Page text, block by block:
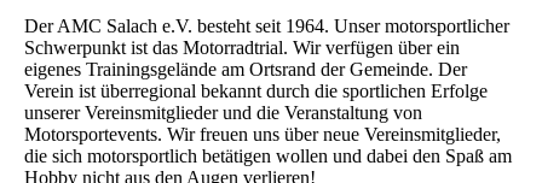
Der AMC Salach e.V. besteht seit 1964. Unser motorsportlicher
Schwerpunkt ist das Motorradtrial. Wir verfügen über ein
eigenes Trainingsgelände am Ortsrand der Gemeinde. Der
Verein ist überregional bekannt durch die sportlichen Erfolge
unserer Vereinsmitglieder und die Veranstaltung von
Motorsportevents. Wir freuen uns über neue Vereinsmitglieder,
die sich motorsportlich betätigen wollen und dabei den Spaß am
Hobby nicht aus den Augen verlieren!